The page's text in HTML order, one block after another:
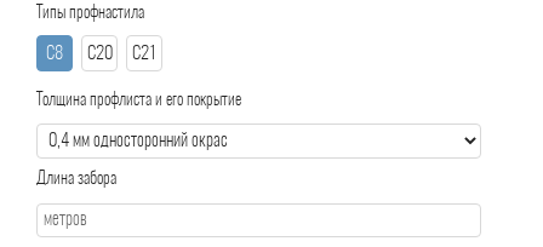
Типы профнастила
С8 С20 С21
Толщина профлиста и его покрытие
Длина забора